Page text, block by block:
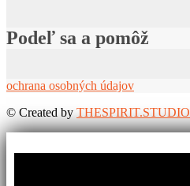
Podeľ sa a pomôž
ochrana osobných údajov
© Created by THESPIRIT.STUDIO